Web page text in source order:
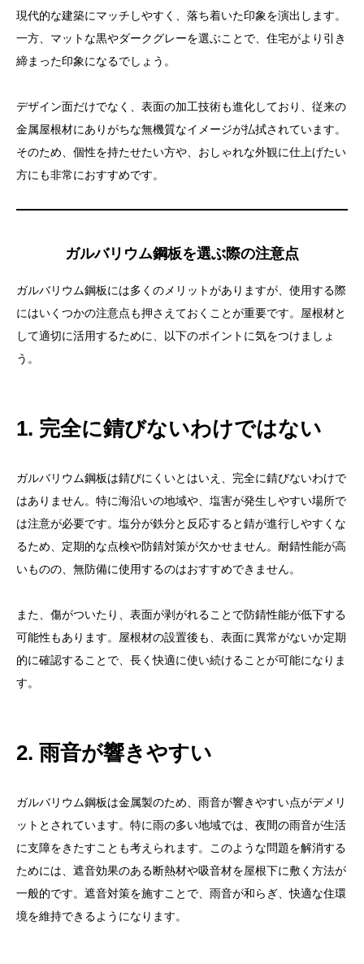
現代的な建築にマッチしやすく、落ち着いた印象を演出します。
一方、マットな黒やダークグレーを選ぶことで、住宅がより引き
締まった印象になるでしょう。
デザイン面だけでなく、表面の加工技術も進化しており、従来の
金属屋根材にありがちな無機質なイメージが払拭されています。
そのため、個性を持たせたい方や、おしゃれな外観に仕上げたい
方にも非常におすすめです。
ガルバリウム鋼板を選ぶ際の注意点
ガルバリウム鋼板には多くのメリットがありますが、使用する際
にはいくつかの注意点も押さえておくことが重要です。屋根材と
して適切に活用するために、以下のポイントに気をつけましょ
う。
1. 完全に錆びないわけではない
ガルバリウム鋼板は錆びにくいとはいえ、完全に錆びないわけで
はありません。特に海沿いの地域や、塩害が発生しやすい場所で
は注意が必要です。塩分が鉄分と反応すると錆が進行しやすくな
るため、定期的な点検や防錆対策が欠かせません。耐錆性能が高
いものの、無防備に使用するのはおすすめできません。
また、傷がついたり、表面が剥がれることで防錆性能が低下する
可能性もあります。屋根材の設置後も、表面に異常がないか定期
的に確認することで、長く快適に使い続けることが可能になりま
す。
2. 雨音が響きやすい
ガルバリウム鋼板は金属製のため、雨音が響きやすい点がデメリ
ットとされています。特に雨の多い地域では、夜間の雨音が生活
に支障をきたすことも考えられます。このような問題を解消する
ためには、遮音効果のある断熱材や吸音材を屋根下に敷く方法が
一般的です。遮音対策を施すことで、雨音が和らぎ、快適な住環
境を維持できるようになります。
2. 軽量で建物に負担をかけない
3. コストパフォーマンスが良い
ガルバリウム鋼板を選ぶ際の注意点
1. 完全に錆びないわけではない
ガルバリウム鋼板を使った屋根修理の流れ
2. 既存の屋根材の撤去
3. ガルバリウム鋼板の設置
メンテナンス方法：ガルバリウム鋼板を長持ちさせる